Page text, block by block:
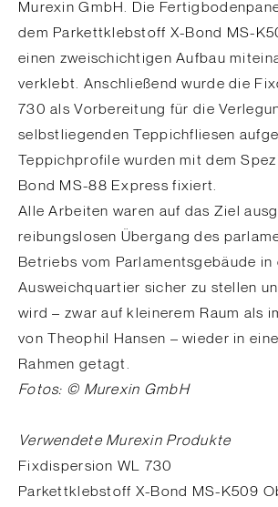
Murexin GmbH. Die
dem Parkettklebstoff X-Bond MS-
einen zweischichtigen Aufbau
verklebt. Anschließend wurde die
730 als Vorbereitung für die
selbstliegenden Teppichfliesen
Teppichprofile wurden mit dem
Bond MS-88 Express fixiert.
Alle Arbeiten waren auf das Ziel
reibungslosen Übergang des
Betriebs vom Parlamentsgebäude in
Ausweichquartier sicher zu stellen
wird – zwar auf kleinerem Raum als
von Theophil Hansen – wieder in
Rahmen getagt.
Fotos: © Murexin GmbH
Verwendete Murexin Produkte
Fixdispersion WL 730
Parkettklebstoff X-Bond MS-K509